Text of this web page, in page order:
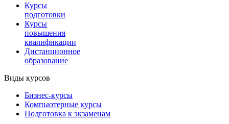
Курсы
подготовки
Курсы
повышения
квалификации
Дистанционное
образование
Виды курсов
Бизнес-курсы
Компьютерные курсы
Подготовка к экзаменам